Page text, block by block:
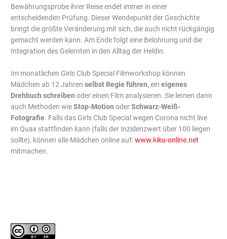
Bewährungsprobe ihrer Reise endet immer in einer
entscheidenden Prüfung. Dieser Wendepunkt der Geschichte
bringt die größte Veränderung mit sich, die auch nicht rückgängig
gemacht werden kann. Am Ende folgt eine Belohnung und die
Integration des Gelernten in den Alltag der Heldin.
Im monatlichen Girls Club Special Filmworkshop können
Mädchen ab 12 Jahrenselbst Regie führen, eineigenes
Drehbuch schreiben oder einen Film analysieren. Sie lernen dann
auch Methoden wieStop-Motion oderSchwarz-Weiß-
Fotografie. Falls das Girls Club Special wegen Corona nicht live
im Quax stattfinden kann (falls der Inzidenzwert über 100 liegen
sollte), können alle Mädchen online auf:www.kiku-online.net
mitmachen.